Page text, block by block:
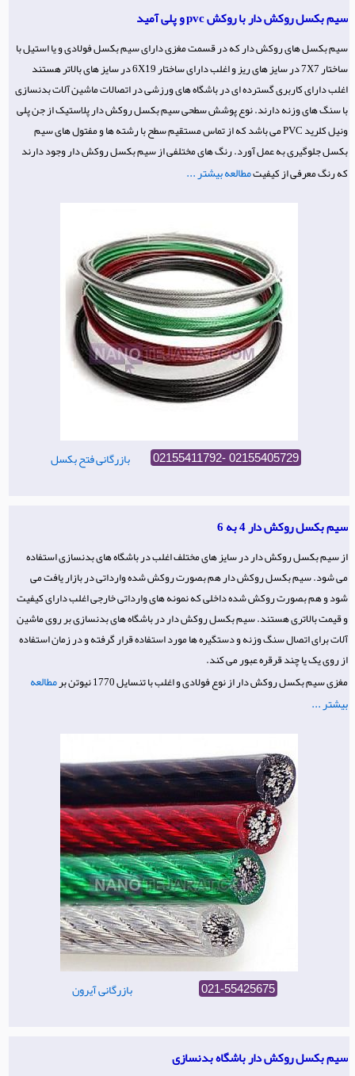
سیم بکسل روکش دار با روکش pvc و پلی آمید
سیم بکسل های روکش دار که در قسمت مغزی دارای سیم بکسل فولادی و یا استیل با
ساختار 7X7 در سایز های ریز و اغلب دارای ساختار 6X19 در سایز های بالاتر هستند
اغلب دارای کاربری گسترده ای در باشگاه های ورزشی در اتصالات ماشین آلات بدنسازی
با سنگ های وزنه دارند. نوع پوشش سطحی سیم بکسل روکش دار پلاستیک از جن پلی
ونیل کلرید PVC می باشد که از تماس مستقیم سطح با رشته ها و مفتول های سیم
بکسل جلوگیری به عمل آورد. رنگ های مختلفی از سیم بکسل روکش دار وجود دارند
که رنگ معرفی از کیفیتمطالعه بیشتر ...
بازرگانی فتح بکسل 02155411792- 02155405729
سیم بکسل روکش دار 4 به 6
از سیم بکسل روکش دار در سایز های مختلف اغلب در باشگاه های بدنسازی استفاده
می شود. سیم بکسل روکش دار هم بصورت روکش شده وارداتی در بازار یافت می
شود و هم بصورت روکش شده داخلی که نمونه های وارداتی خارجی اغلب دارای کیفیت
و قیمت بالاتری هستند. سیم بکسل روکش دار در باشگاه های بدنسازی بر روی ماشین
آلات برای اتصال سنگ وزنه و دستگیره ها مورد استفاده قرار گرفته و در زمان استفاده
از روی یک یا چند قرقره عبور می کند.
مغزی سیم بکسل روکش دار از نوع فولادی و اغلب با تنسایل 1770 نیوتن بر
مطالعه
بیشتر ...
بازرگانی آیرون 021-55425675
سیم بکسل روکش دار باشگاه بدنسازی